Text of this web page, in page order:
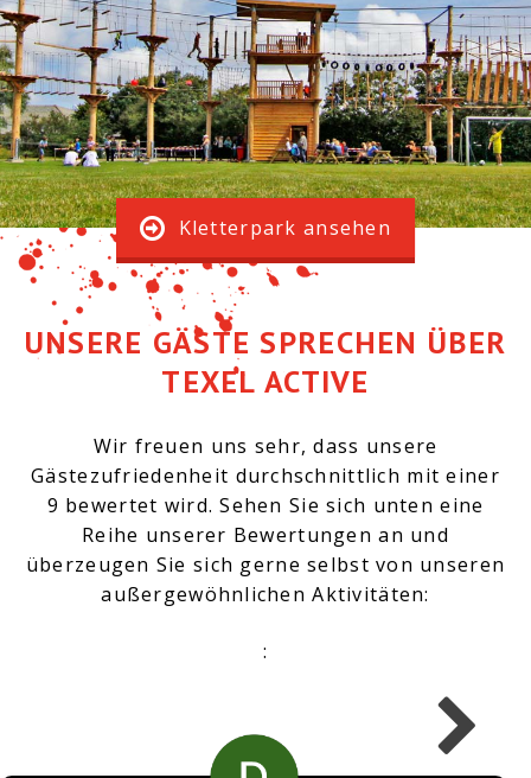
Kletterpark ansehen
UNSERE GÄSTE SPRECHEN ÜBER
TEXEL ACTIVE
Wir freuen uns sehr, dass unsere
Gästezufriedenheit durchschnittlich mit einer
9 bewertet wird. Sehen Sie sich unten eine
Reihe unserer Bewertungen an und
überzeugen Sie sich gerne selbst von unseren
außergewöhnlichen Aktivitäten:
: